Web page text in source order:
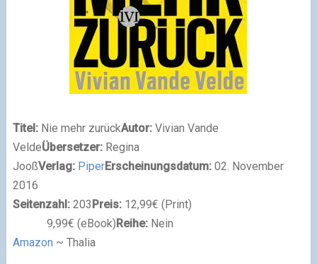
Titel: Nie mehr zurückAutor:Vivian Vande
VeldeÜbersetzer: Regina
JooßVerlag: PiperErscheinungsdatum: 02 . November
2016
Seitenzahl: 203Preis: 12,99€ (Print)
9,99€ (eBook)Reihe: Nein
Amazon ~ Thalia